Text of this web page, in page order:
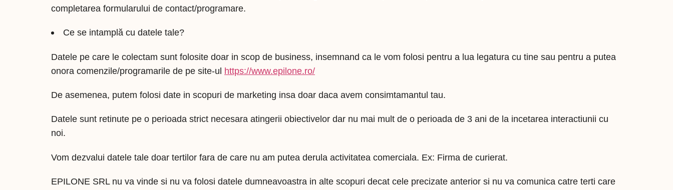
completarea formularului de contact/programare.
Ce se intamplă cu datele tale?
Datele pe care le colectam sunt folosite doar in scop de business, insemnand ca le vom folosi pentru a lua legatura cu tine sau pentru a putea
onora comenzile/programarile de pe site-ul https://www.epilone.ro/
De asemenea, putem folosi date in scopuri de marketing insa doar daca avem consimtamantul tau.
Datele sunt retinute pe o perioada strict necesara atingerii obiectivelor dar nu mai mult de o perioada de 3 ani de la incetarea interactiunii cu
noi.
Vom dezvalui datele tale doar tertilor fara de care nu am putea derula activitatea comerciala. Ex: Firma de curierat.
EPILONE SRL nu va vinde si nu va folosi datele dumneavoastra in alte scopuri decat cele precizate anterior si nu va comunica catre terti care